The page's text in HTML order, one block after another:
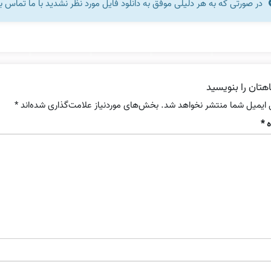
در صورتی که به هر دلیلی موفق به دانلود فایل مورد نظر نشدید با ما تماس
را بنویسید
ایمیل شما منتشر نخواهد شد. بخش‌های موردنیاز علامت‌گذاری شده‌اند*
*